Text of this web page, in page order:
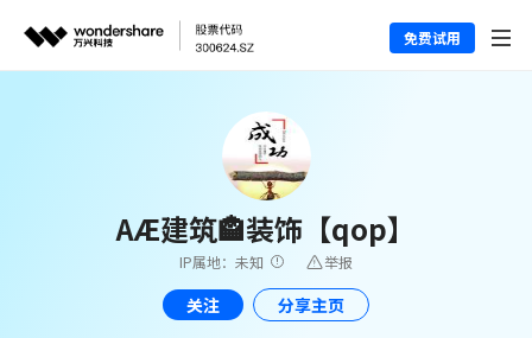
免费试用
AÆ建筑🏤装饰【qop】
IP属地：未知 举报
关注 分享主页